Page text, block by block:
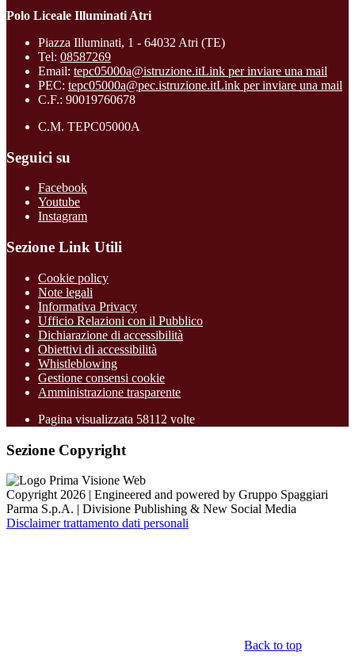
Polo Liceale Illuminati Atri
Piazza Illuminati, 1 - 64032 Atri (TE)
Tel: 08587269
Email: tepc05000a@istruzione.itLink per inviare una mail
PEC: tepc05000a@pec.istruzione.itLink per inviare una mail
C.F.: 90019760678
C.M. TEPC05000A
Seguici su
Facebook
Youtube
Instagram
Sezione Link Utili
Cookie policy
Note legali
Informativa Privacy
Ufficio Relazioni con il Pubblico
Dichiarazione di accessibilità
Obiettivi di accessibilità
Whistleblowing
Gestione consensi cookie
Amministrazione trasparente
Pagina visualizzata 58112 volte
Sezione Copyright
Copyright 2026 | Engineered and powered by Gruppo Spaggiari
Parma S.p.A. | Divisione Publishing & New Social Media
Disclaimer trattamento dati personali
Back to top